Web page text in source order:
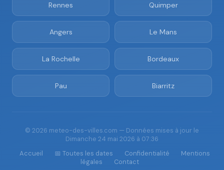
Rennes Quimper
Angers Le Mans
La Rochelle Bordeaux
Pau Biarritz
© 2026 meteo-des-villes.com — Données mises à jour le
Dimanche 24 mai 2026 à 07:36
Accueil
📅 Toutes les dates Confidentialité
Mentions
légales
Contact